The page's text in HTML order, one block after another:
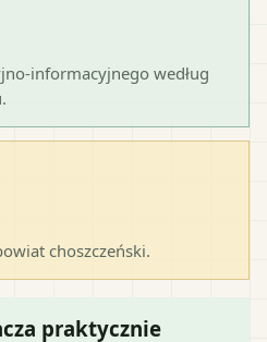
informacyjnego według
choszczeński.
praktycznie